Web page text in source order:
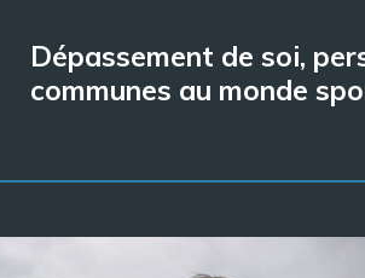
Dépassement de soi,
communes au monde